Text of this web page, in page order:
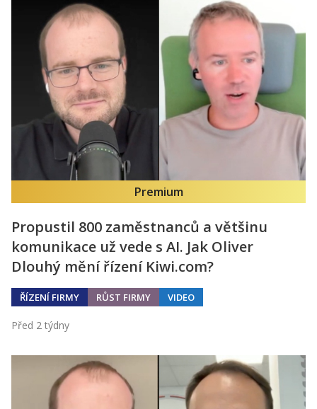
Premium
Propustil 800 zaměstnanců a většinu
komunikace už vede s AI. Jak Oliver
Dlouhý mění řízení Kiwi.com?
ŘÍZENÍ FIRMY RŮST FIRMY VIDEO
Před 2 týdny